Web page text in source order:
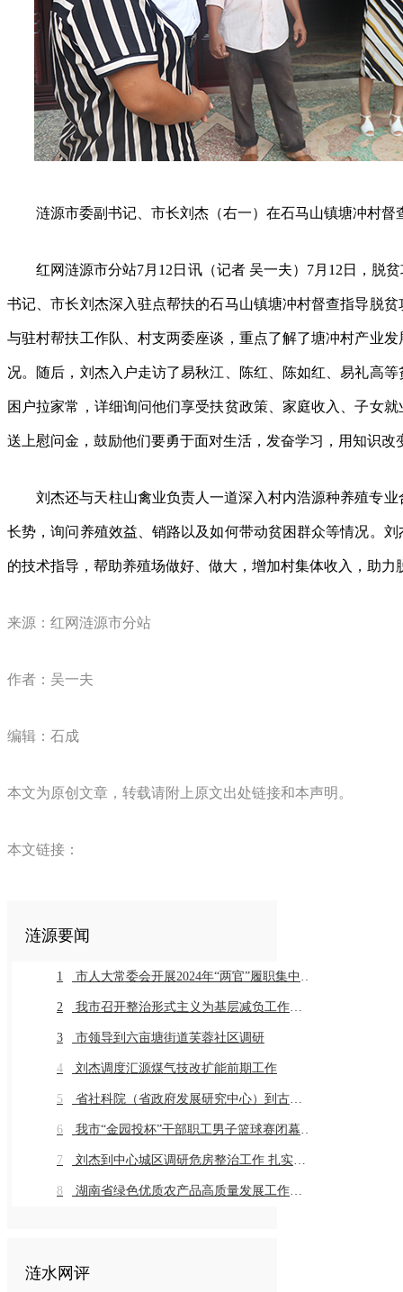
涟源市委副书记、市长刘杰（右一）在石马山镇塘冲村督
红网涟源市分站7月12日讯（记者 吴一夫）7月12日，脱
书记、市长刘杰深入驻点帮扶的石马山镇塘冲村督查指导脱
与驻村帮扶工作队、村支两委座谈，重点了解了塘冲村产业
况。随后，刘杰入户走访了易秋江、陈红、陈如红、易礼高
困户拉家常，详细询问他们享受扶贫政策、家庭收入、子女
送上慰问金，鼓励他们要勇于面对生活，发奋学习，用知识改
刘杰还与天柱山禽业负责人一道深入村内浩源种养殖专
长势，询问养殖效益、销路以及如何带动贫困群众等情况。
的技术指导，帮助养殖场做好、做大，增加村集体收入，助力
来源：红网涟源市分站
作者：吴一夫
编辑：石成
本文为原创文章，转载请附上原文出处链接和本声明。
本文链接：
涟源要闻
1 市人大常委会开展2024年“两官”履职集中评议
2 我市召开整治形式主义为基层减负工作推进会暨业务培训会议
3 市领导到六亩塘街道芙蓉社区调研
4 刘杰调度汇源煤气技改扩能前期工作
5 省社科院（省政府发展研究中心）到古仙界村调研乡村振兴工作
6 我市“金园投杯”干部职工男子篮球赛闭幕 市直组高新金园代表队 乡镇组桥头河镇代表队获得冠军
7 刘杰到中心城区调研危房整治工作 扎实推进危房整治工作 切实保障群众住房安全
8 湖南省绿色优质农产品高质量发展工作推进会在我市召开
涟水网评